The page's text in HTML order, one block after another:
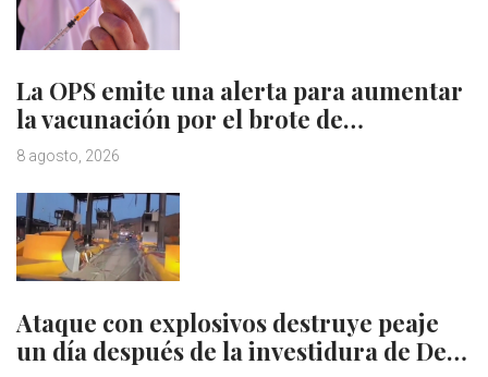
La OPS emite una alerta para aumentar
la vacunación por el brote de…
8 agosto, 2026
Ataque con explosivos destruye peaje
un día después de la investidura de De…